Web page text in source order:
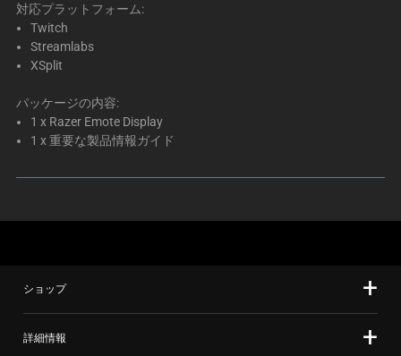
対応プラットフォーム:
Twitch
Streamlabs
XSplit
パッケージの内容:
1 x Razer Emote Display
1 x 重要な製品情報ガイド
ショップ
詳細情報